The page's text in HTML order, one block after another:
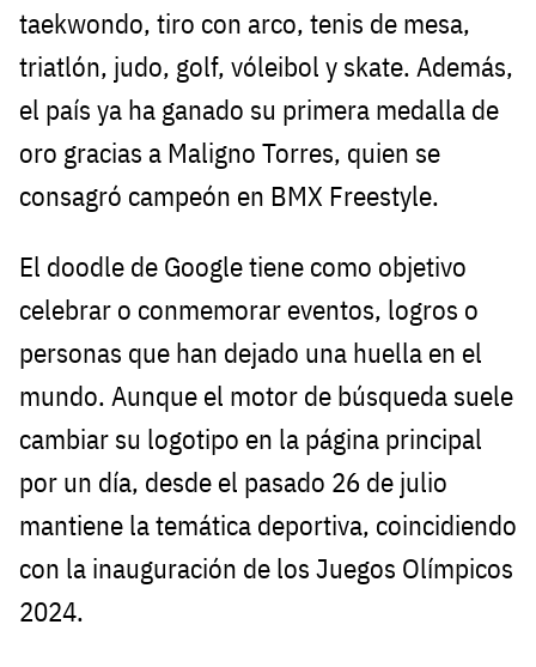
taekwondo, tiro con arco, tenis de mesa,
triatlón, judo, golf, vóleibol y skate. Además,
el país ya ha ganado su primera medalla de
oro gracias a Maligno Torres, quien se
consagró campeón en BMX Freestyle.
El doodle de Google tiene como objetivo
celebrar o conmemorar eventos, logros o
personas que han dejado una huella en el
mundo. Aunque el motor de búsqueda suele
cambiar su logotipo en la página principal
por un día, desde el pasado 26 de julio
mantiene la temática deportiva, coincidiendo
con la inauguración de los Juegos Olímpicos
2024.